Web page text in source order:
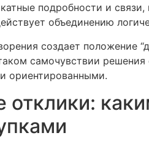
подробности и
объединению
создает положение
самочувствии решения
ориентированными.
отклики: